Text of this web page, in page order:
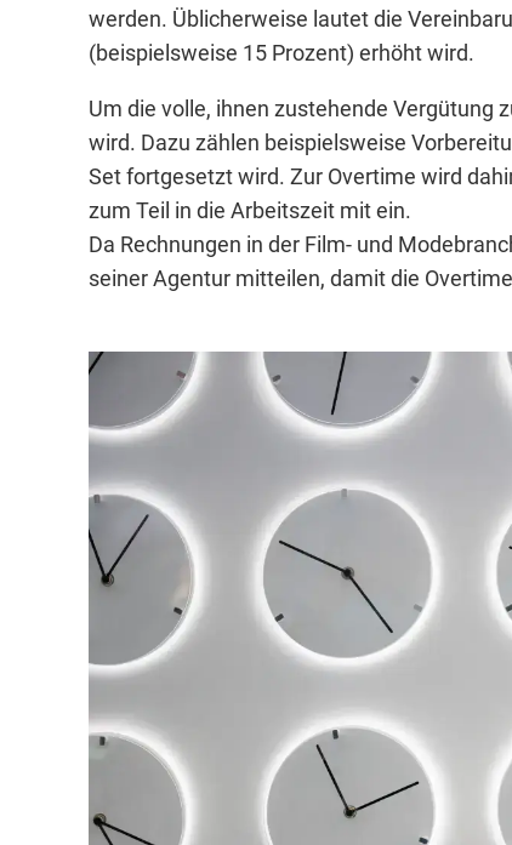
werden. Üblicherweise lautet die
(beispielsweise 15 Prozent) erhöht wird.
Um die volle, ihnen zustehende Vergütung
wird. Dazu zählen beispielsweise
Set fortgesetzt wird. Zur Overtime wird
zum Teil in die Arbeitszeit mit ein.
Da Rechnungen in der Film- und
seiner Agentur mitteilen, damit die